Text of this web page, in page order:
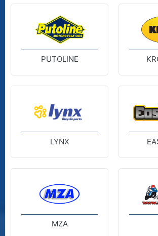
PUTOLINE
LYNX
MZA